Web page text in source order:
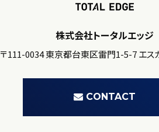
株式会社トータルエッジ
〒111-0034 東京都台東区雷門1-5-7 エス
CONTACT